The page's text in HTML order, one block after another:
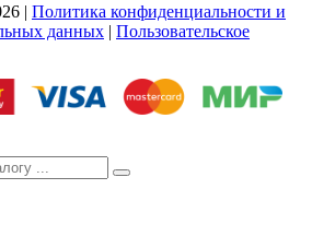
| Политика конфиденциальности и
данных | Пользовательское